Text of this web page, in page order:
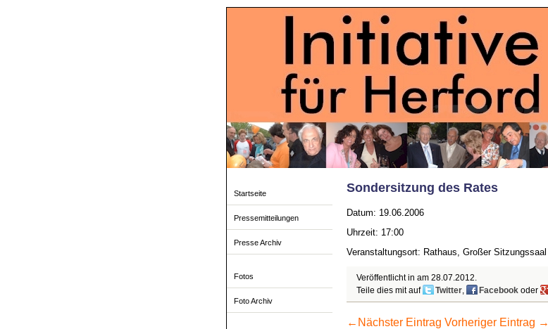
Startseite
Pressemitteilungen
Presse Archiv
Fotos
Foto Archiv
Sondersitzung des Rates
Datum: 19.06.2006
Uhrzeit: 17:00
Veranstaltungsort: Rathaus, Großer Sitzungssaal
Veröffentlicht in am 28.07.2012
Teile dies mit auf
Twitter, Facebookoder
← Nächster Eintrag Vorheriger Eintrag →